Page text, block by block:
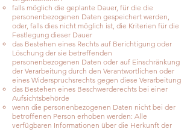
falls möglich die geplante Dauer, für die die
personenbezogenen Daten gespeichert werden,
oder, falls dies nicht möglich ist, die Kriterien für die
Festlegung dieser Dauer
das Bestehen eines Rechts auf Berichtigung oder
Löschung der sie betreffenden
personenbezogenen Daten oder auf Einschränkung
der Verarbeitung durch den Verantwortlichen oder
eines Widerspruchsrechts gegen diese Verarbeitung
das Bestehen eines Beschwerderechts bei einer
Aufsichtsbehörde
wenn die personenbezogenen Daten nicht bei der
betroffenen Person erhoben werden: Alle
verfügbaren Informationen über die Herkunft der